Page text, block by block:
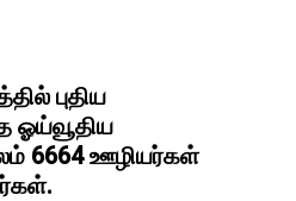
புதிய
ஓய்வூதிய
6664 ஊழியர்கள்